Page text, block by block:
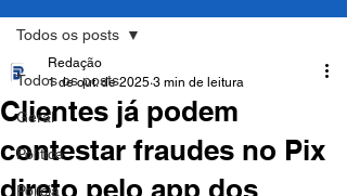
Todos os posts
Geral
Política
Polícia
Todos os posts
Clientes já podem
contestar fraudes no Pix
direto pelo app dos
Redação
1 de out. de 2025 3 min de leitura